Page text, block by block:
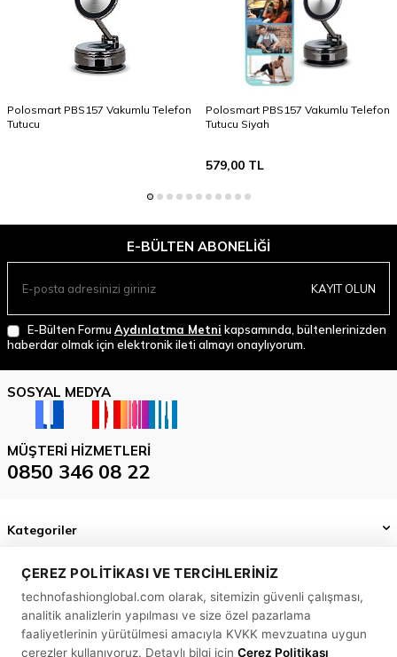
ÇEREZ POLITIKASI VE TERCIHLERINIZ
technofashionglobal.com olarak, sitemizin güvenli çalışması,
analitik analizlerin yapılması ve size özel pazarlama
faaliyetlerinin yürütülmesi amacıyla KVKK mevzuatına uygun
çerezler kullanıyoruz. Detaylı bilgi için Çerez Politikası
Polosmart PBS157 Vakumlu Telefon
Tutucu
Polosmart PBS157 Vakumlu Telefon
Tutucu Siyah
579,00TL
E-BÜLTEN ABONELIĞI
KAYIT OLUN
E-Bülten Formu Aydınlatma Metni kapsamında, bültenlerinizden
haberdar olmak için elektronik ileti almayı onaylıyorum.
SOSYAL MEDYA
MÜŞTERI HIZMETLERI
0850 346 08 22
Kategoriler
Önemli Bilgiler
Hızlı Erişim
MASLAK MAH. BİLİM SK. SUN PLAZA NO: 5 A İÇ KAPI NO: 58
SARIYER/ İSTANBUL